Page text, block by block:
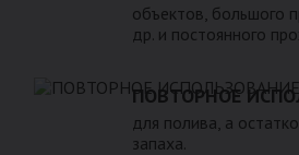
объектов, большого
др. и постоянного
ПОВТОРНОЕ
для полива, а
запаха.